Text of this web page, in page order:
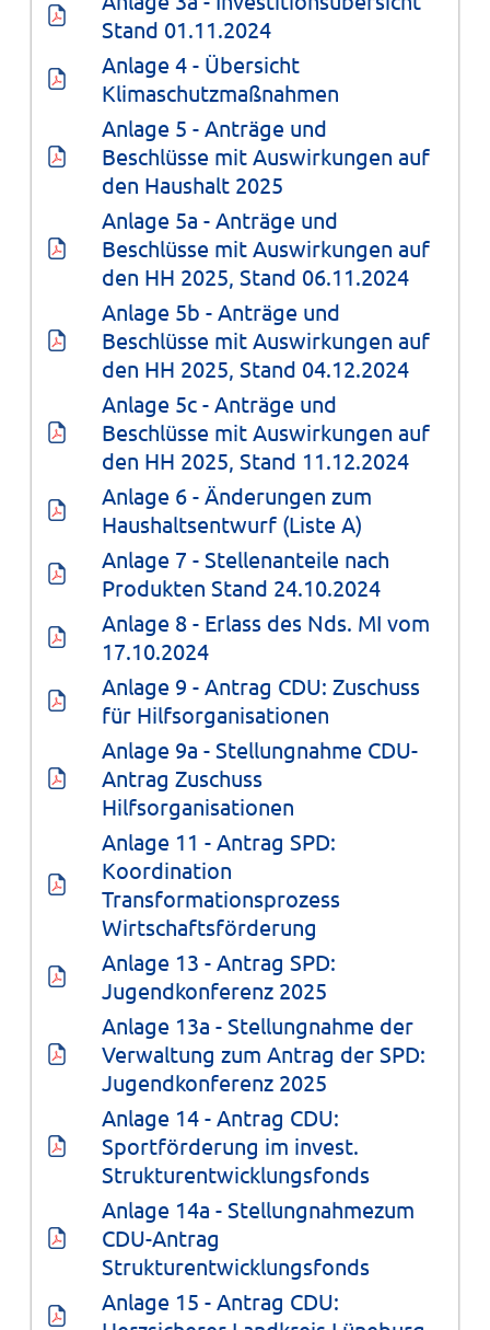
Stand 01.11.2024
Anlage 4 - Übersicht
Klimaschutzmaßnahmen
Anlage 5 - Anträge und
Beschlüsse mit Auswirkungen auf
den Haushalt 2025
Anlage 5a - Anträge und
Beschlüsse mit Auswirkungen auf
den HH 2025, Stand 06.11.2024
Anlage 5b - Anträge und
Beschlüsse mit Auswirkungen auf
den HH 2025, Stand 04.12.2024
Anlage 5c - Anträge und
Beschlüsse mit Auswirkungen auf
den HH 2025, Stand 11.12.2024
Anlage 6 - Änderungen zum
Haushaltsentwurf (Liste A)
Anlage 7 - Stellenanteile nach
Produkten Stand 24.10.2024
Anlage 8 - Erlass des Nds. MI vom
17.10.2024
Anlage 9 - Antrag CDU: Zuschuss
für Hilfsorganisationen
Anlage 9a - Stellungnahme CDU-
Antrag Zuschuss
Hilfsorganisationen
Anlage 11 - Antrag SPD:
Koordination
Transformationsprozess
Wirtschaftsförderung
Anlage 13 - Antrag SPD:
Jugendkonferenz 2025
Anlage 13a - Stellungnahme der
Verwaltung zum Antrag der SPD:
Jugendkonferenz 2025
Anlage 14 - Antrag CDU:
Sportförderung im invest.
Strukturentwicklungsfonds
Anlage 14a - Stellungnahmezum
CDU-Antrag
Strukturentwicklungsfonds
Anlage 15 - Antrag CDU: